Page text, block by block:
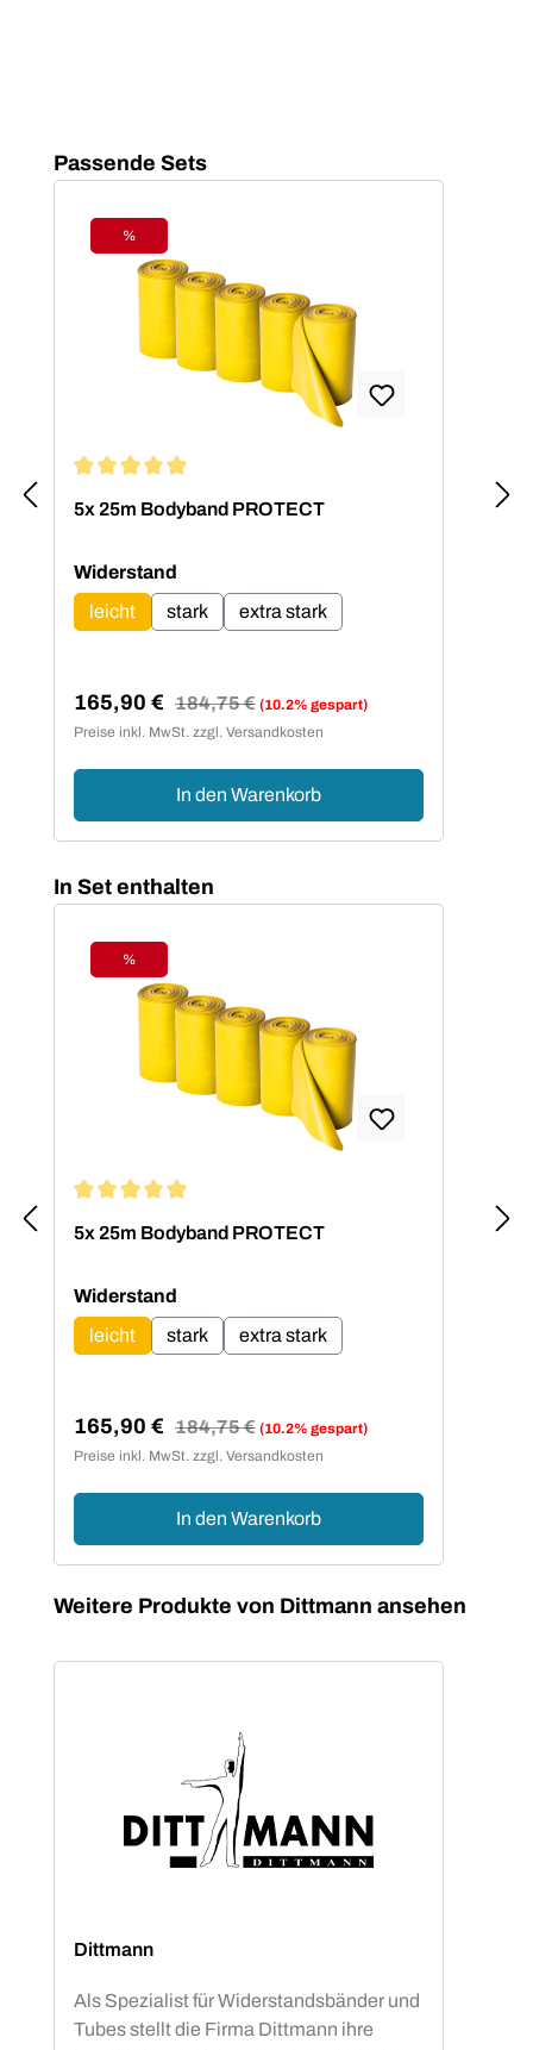
Produktgalerie überspringen
Passende Sets
Rabatt
%
5x 25m Bodyband PROTECT
Widerstand
leicht
stark extra stark
Verkaufspreis:
165,90 € Regulärer Preis:
184,75 € (10.2% gespart)
Preise inkl. MwSt. zzgl. Versandkosten
In den Warenkorb
Produktgalerie überspringen
In Set enthalten
Rabatt
%
5x 25m Bodyband PROTECT
Widerstand
leicht
stark extra stark
Verkaufspreis:
165,90 € Regulärer Preis:
184,75 € (10.2% gespart)
Preise inkl. MwSt. zzgl. Versandkosten
In den Warenkorb
Produktgalerie überspringen
Weitere Produkte von Dittmann ansehen
Dittmann
Als Spezialist für Widerstandsbänder und
Tubes stellt die Firma Dittmann ihre